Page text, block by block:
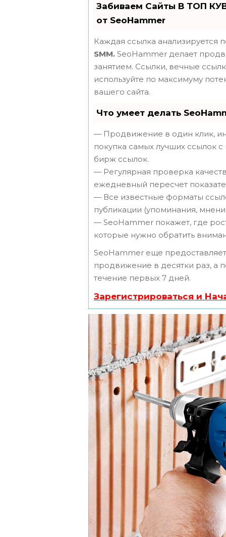
Забиваем Сайты В ТОП
от SeoHammer
Каждая ссылка анализируется
SMM. SeoHammer делает
занятием. Ссылки, вечные
используйте по максимуму
вашего сайта.
Что умеет делать
— Продвижение в один клик,
покупка самых лучших ссылок
бирж ссылок.
— Регулярная проверка
ежедневный пересчет
— Все известные форматы
публикации (упоминания,
— SeoHammer покажет, где
которые нужно обратить
SeoHammer еще
продвижение в десятки раз, а
течение первых 7 дней.
Зарегистрироваться и